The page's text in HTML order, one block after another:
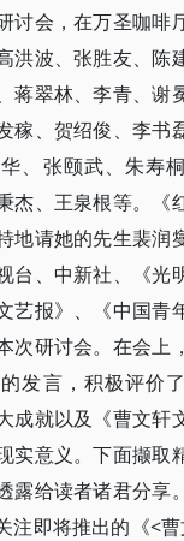
讨会，在万圣咖啡
洪波、张胜友、陈
蒋翠林、李青、谢
稼、贺绍俊、李书
、张颐武、朱寿
杰、王泉根等。《
地请她的先生裴润
台、中新社、《光
艺报》、《中国青
次研讨会。在会上
发言，积极评价
成就以及《曹文轩
实意义。下面撷取
露给读者诸君分享
注即将推出的《<